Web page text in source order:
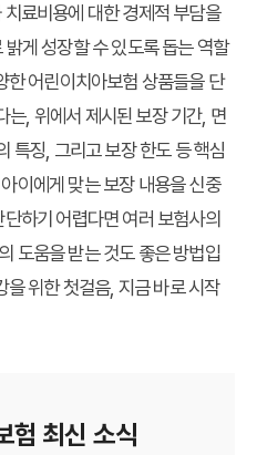
료비용에 대한 경제적 부담을
게 성장할 수 있도록 돕는 역할
한 어린이치아보험 상품들을 단
는, 위에서 제시된 보장 기간, 면
특징, 그리고 보장 한도 등 핵심
이에게 맞는 보장 내용을 신중
하기 어렵다면 여러 보험사의
도움을 받는 것도 좋은 방법입
을 위한 첫걸음, 지금 바로 시작
험 최신 소식